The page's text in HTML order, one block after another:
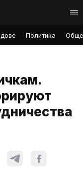
Политика